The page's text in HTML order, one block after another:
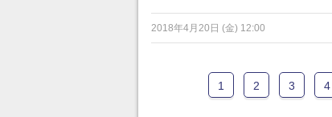
2018年4月20日 (金) 12:00
1 2 3 4